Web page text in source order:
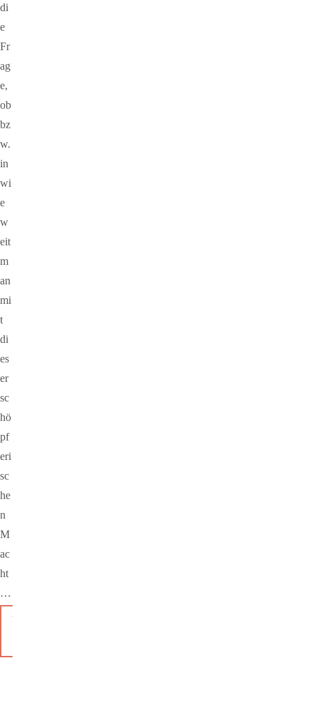
di
e
Fr
ag
e,
ob
bz
w.
in
wi
e
w
eit
m
an
mi
t
di
es
er
sc
hö
pf
eri
sc
he
n
M
ac
ht
…
WEITERLESEN